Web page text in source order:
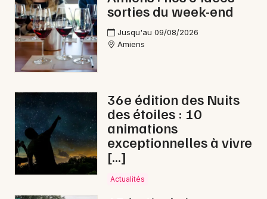
Sorties & loisirs
En ligne dans la Somme
En ligne en Picardie
En ligne dans les Hauts-de-France
Newsletter des sorties
sorties du week-end
Jusqu'au 09/08/2026
Amiens
36e édition des Nuits
des étoiles : 10
animations
exceptionnelles à vivre
[…]
Actualités